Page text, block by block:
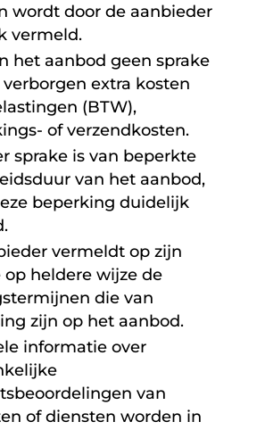
wordt door de aanbieder
vermeld.
het aanbod geen sprake
extra kosten
(BTW),
of verzendkosten.
sprake is van beperkte
van het aanbod,
beperking duidelijk
vermeldt op zijn
heldere wijze de
die van
zijn op het aanbod.
informatie over
van
of diensten worden in